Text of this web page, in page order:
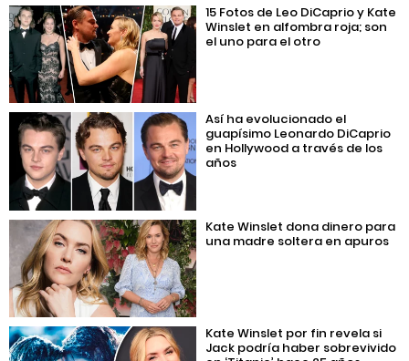
15 Fotos de Leo DiCaprio y Kate
Winslet en alfombra roja; son
el uno para el otro
Así ha evolucionado el
guapísimo Leonardo DiCaprio
en Hollywood a través de los
años
Kate Winslet dona dinero para
una madre soltera en apuros
Kate Winslet por fin revela si
Jack podría haber sobrevivido